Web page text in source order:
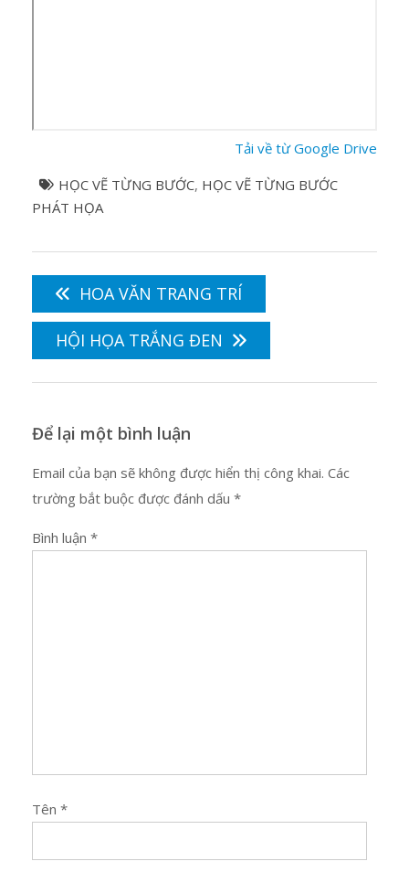
Tải về từ Google Drive
HỌC VẼ TỪNG BƯỚC, HỌC VẼ TỪNG BƯỚC
PHÁT HỌA
hướng
bài
viết
HOA VĂN TRANG TRÍ
HỘI HỌA TRẮNG ĐEN
Để lại một bình luận
Email của bạn sẽ không được hiển thị công khai. Các
trường bắt buộc được đánh dấu *
Bình luận *
Tên *